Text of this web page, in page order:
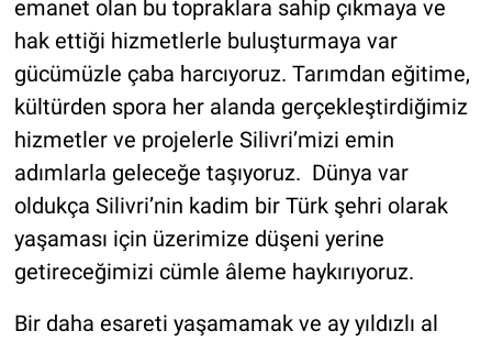
emanet olan bu topraklara sahip çıkmaya ve
hak ettiği hizmetlerle buluşturmaya var
gücümüzle çaba harcıyoruz. Tarımdan eğitime,
kültürden spora her alanda gerçekleştirdiğimiz
hizmetler ve projelerle Silivri’mizi emin
adımlarla geleceğe taşıyoruz. Dünya var
oldukça Silivri’nin kadim bir Türk şehri olarak
yaşaması için üzerimize düşeni yerine
getireceğimizi cümle âleme haykırıyoruz.
Bir daha esareti yaşamamak ve ay yıldızlı al